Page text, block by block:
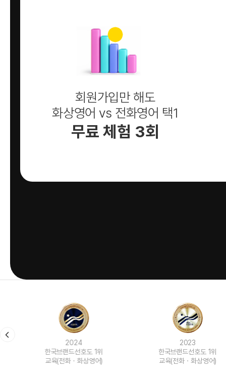
회원가입만 해도
화상영어 vs 전화영어 택1
무료 체험 3회
한국브랜드선호도 1위
교육(전화ㆍ화상영어)
한국브랜드선호도 1위
교육(전화ㆍ화상영어)